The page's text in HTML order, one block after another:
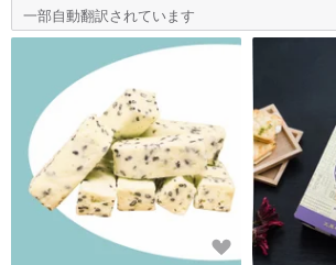
一部自動翻訳されています